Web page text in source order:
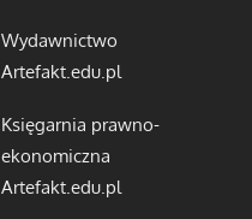
Wydawnictwo
Artefakt.edu.pl
Księgarnia prawno-
ekonomiczna
Artefakt.edu.pl